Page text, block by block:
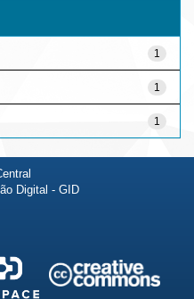
1
1
1
Digital - GID